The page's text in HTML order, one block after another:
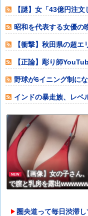
上げて
【謎】女「43億円注
昭和を代表する女優の
自身の子供を餓
【衝撃】秋田県の超
ブ姿＋タバコ」
【正論】彫り師
です。偏
野球が6イニング制に
インドの暴走族、レベ
NEW
【画像】女の子さん
で膣と乳房を露出
圏央道って毎日渋滞